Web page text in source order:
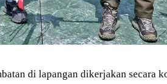
di lapangan dikerjakan secara